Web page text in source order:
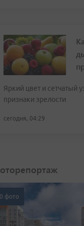
Яркий цвет и сетчатый
признаки зрелости
сегодня, 04:29
фото